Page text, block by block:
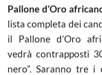
Pallone d’Oro
lista completa dei
il Pallone d’Oro
vedrà contrapposti
nero”. Saranno tre